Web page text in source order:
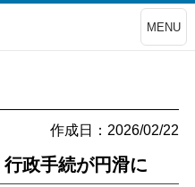
MENU
作成日：2026/02/22
政手続が円滑に